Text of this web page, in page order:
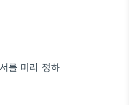
를 미리 정하